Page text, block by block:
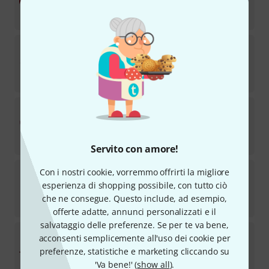
Servito con amore!
Con i nostri cookie, vorremmo offrirti la migliore
esperienza di shopping possibile, con tutto ciò
che ne consegue. Questo include, ad esempio,
offerte adatte, annunci personalizzati e il
salvataggio delle preferenze. Se per te va bene,
acconsenti semplicemente all'uso dei cookie per
preferenze, statistiche e marketing cliccando su
'Va bene!' (show all).
Redbox RB-SM2
Ordinabile su richiesta
573
Redbox RB-HD1
563
SonifexRM-CA2 Reference Monitor
Disponibile a breve (normalmente 2-5 giorni)
€1.399
SonifexRedbox RB-MA1 Mic Preamp
Ordinabile su richiesta